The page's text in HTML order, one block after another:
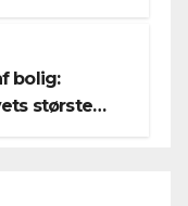
bolig:
største